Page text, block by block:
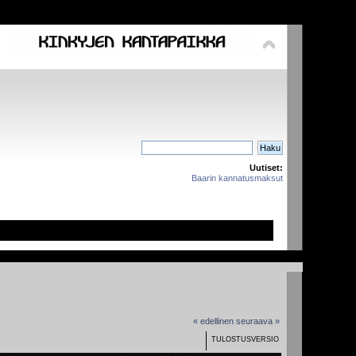
Uutiset:
Baarin kannatusmaksut
« edellinen seuraava »
TULOSTUSVERSIO